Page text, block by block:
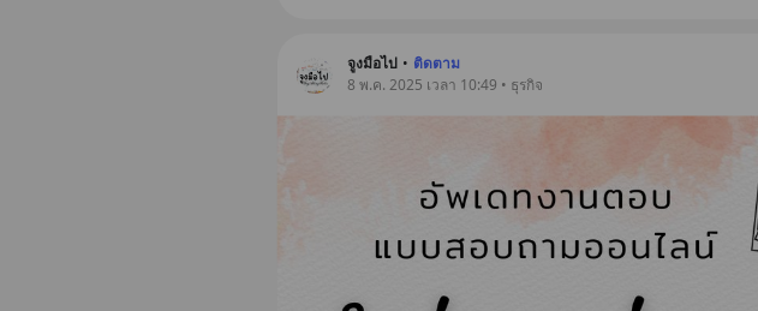
จูงมือไป • ติดตาม
8 พ.ค. 2025 เวลา 10:49 • ธุรกิจ